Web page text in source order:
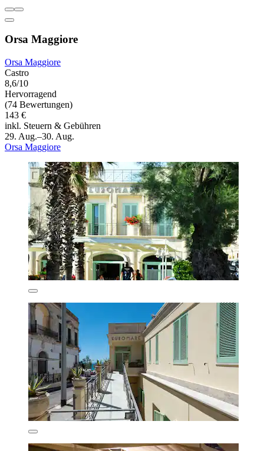
Orsa Maggiore
Orsa Maggiore
Castro
8,6/10
Hervorragend
(74 Bewertungen)
143 €
inkl. Steuern & Gebühren
29. Aug.–30. Aug.
Orsa Maggiore